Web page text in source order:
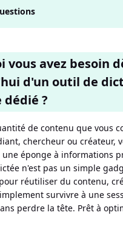
vous avez besoin
d'un outil de
dédié ?
de contenu que vous
chercheur ou créateur,
éponge à informations
n'est pas un simple
réutiliser du contenu,
survivre à une
perdre la tête. Prêt à